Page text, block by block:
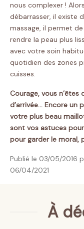
nous complexer !
débarrasser, il existe
massage, il permet
rendre la peau plus
avec votre soin
quotidien des zones
cuisses.
Courage, vous n’êtes
d’arrivée… Encore
votre plus beau
sont vos astuces pour
pour garder le moral,
Publié le 03/05/2016
06/04/2021
À